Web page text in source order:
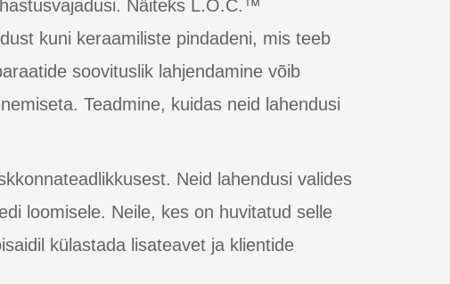
Näiteks L.O.C.™
kuni keraamiliste pindadeni, mis teeb
soovituslik lahjendamine võib
Teadmine, kuidas neid lahendusi
Neid lahendusi valides
loomisele. Neile, kes on huvitatud selle
külastada lisateavet ja klientide